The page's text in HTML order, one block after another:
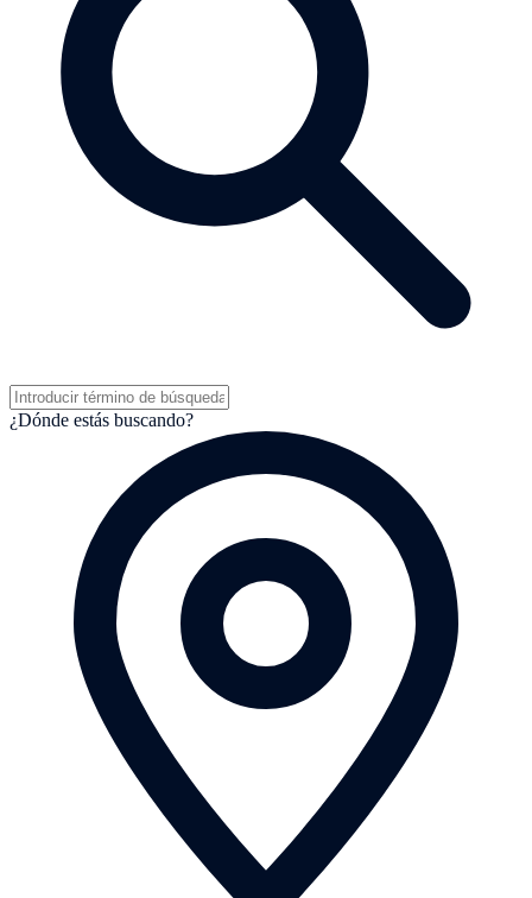
¿Dónde estás buscando?